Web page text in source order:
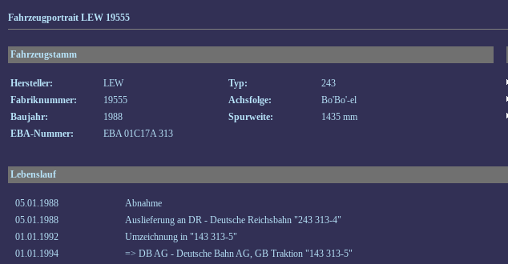
Fahrzeugportrait LEW 19555
Fahrzeugstamm
Hersteller: LEW Typ: 243
Fabriknummer:
19555 Achsfolge: Bo'Bo'-el
Baujahr:
1988 Spurweite: 1435 mm
EBA-Nummer:
EBA 01C17A 313
Lebenslauf
05.01.1988
Abnahme
05.01.1988
Auslieferung an DR - Deutsche Reichsbahn "243 313-4"
01.01.1992
Umzeichnung in "143 313-5"
01.01.1994
=> DB AG - Deutsche Bahn AG, GB Traktion "143 313-5"